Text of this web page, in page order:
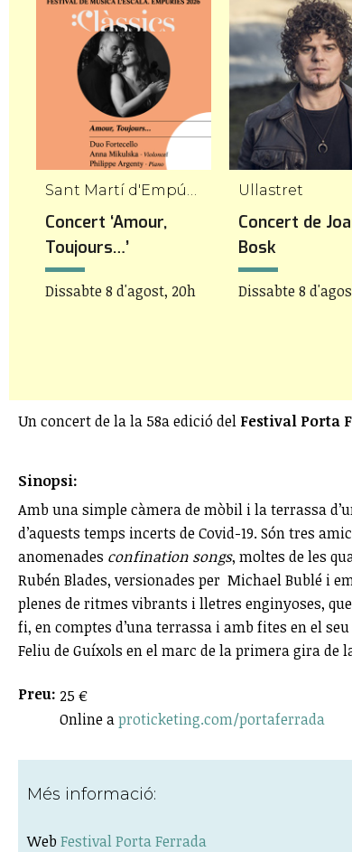
Concert ‘Amour,
Toujours…’
Dissabte 8 d'agost, 20h
Ullastret
Concert de
Bosk
Dissabte 8
Un concert de la la 58a edició del Festival Porta
Sinopsi:
Amb una simple càmera de mòbil i la terrassa
d’aquests temps incerts de Covid-19. Són tres
anomenades confination songs, moltes de les
Rubén Blades, versionades per Michael Bublé i
plenes de ritmes vibrants i lletres enginyoses,
fi, en comptes d’una terrassa i amb fites en el
Feliu de Guíxols en el marc de la primera gira
Preu: 25 €
Online aproticketing.com/portaferrada
Més informació:
Web Festival Porta Ferrada